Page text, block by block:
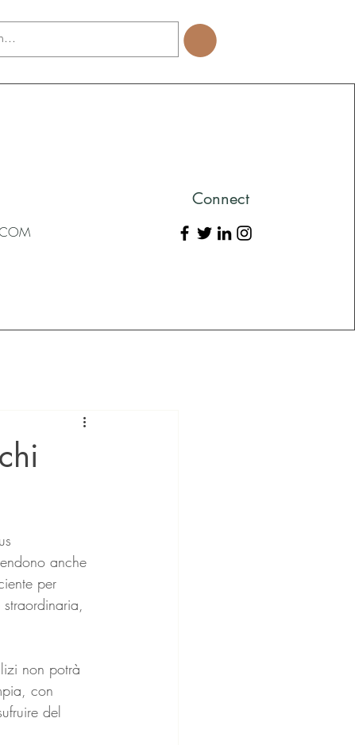
Connect
anche
per
non potrà
con
del